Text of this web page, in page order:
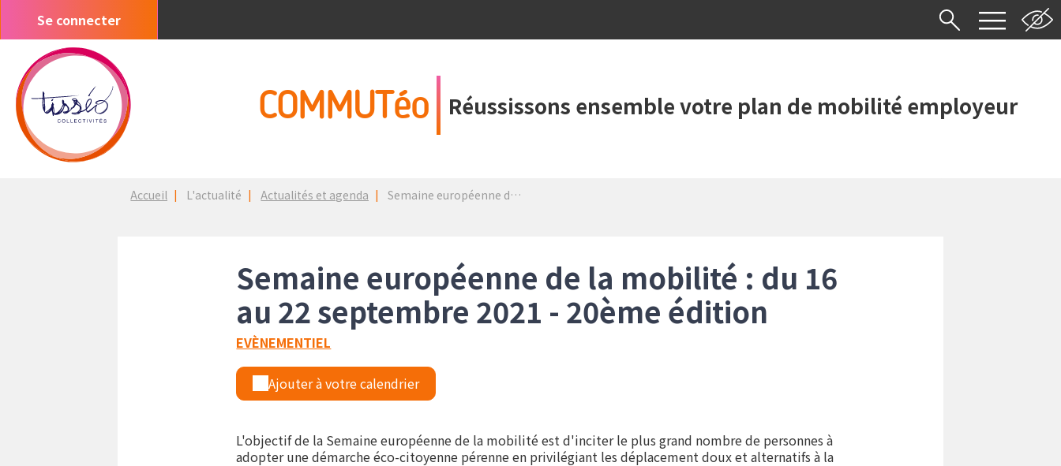
contenu
principal
Menu
compte
de
l'utilisateur
Se connecter
COMMUTéo Réussissons ensemble votre plan de mobilité employeur
Fil
Accueil L'actualité Actualités et agenda Semaine européenne de la mobilité : du 16 au 22 septembre 2021 - 20ème édition
Semaine européenne de la mobilité : du 16
au 22 septembre 2021 - 20ème édition
EVÈNEMENTIEL
Ajouter à votre calendrier
L'objectif de la Semaine européenne de la mobilité est d'inciter le plus grand nombre de personnes à
adopter une démarche éco-citoyenne pérenne en privilégiant les déplacement doux et alternatifs à la